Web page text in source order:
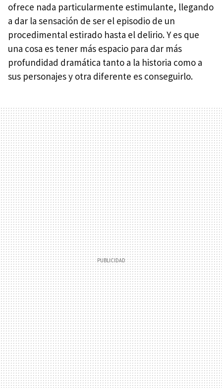
ofrece nada particularmente estimulante, llegando
a dar la sensación de ser el episodio de un
procedimental estirado hasta el delirio. Y es que
una cosa es tener más espacio para dar más
profundidad dramática tanto a la historia como a
sus personajes y otra diferente es conseguirlo.